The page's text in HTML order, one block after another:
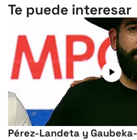
Te puede interesar
Pérez-Landeta y